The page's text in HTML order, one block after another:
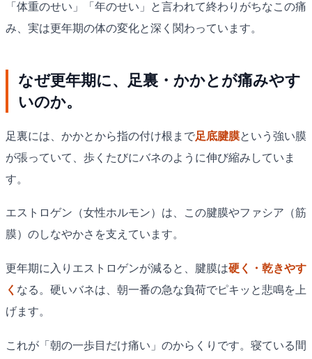
「体重のせい」「年のせい」と言われて終わりがちなこの痛
み、実は更年期の体の変化と深く関わっています。
なぜ更年期に、足裏・かかとが痛みやす
いのか。
足裏には、かかとから指の付け根まで足底腱膜という強い膜
が張っていて、歩くたびにバネのように伸び縮みしていま
す。
エストロゲン（女性ホルモン）は、この腱膜やファシア（筋
膜）のしなやかさを支えています。
更年期に入りエストロゲンが減ると、腱膜は硬く・乾きやす
く なる。硬いバネは、朝一番の急な負荷でピキッと悲鳴を上
げます。
これが「朝の一歩目だけ痛い」のからくりです。寝ている間